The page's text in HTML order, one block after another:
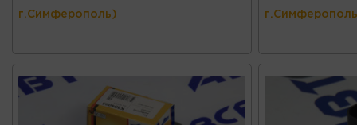
г.Симферополь)